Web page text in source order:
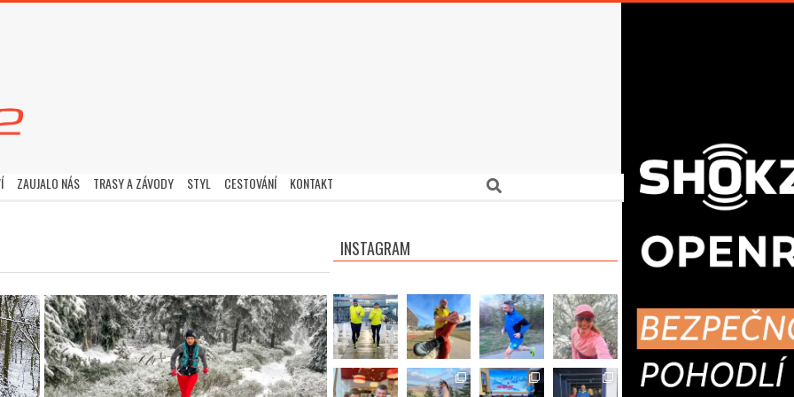
ZAUJALO NÁS TRASY A ZÁVODY STYL CESTOVÁNÍ KONTAKT Search
INSTAGRAM